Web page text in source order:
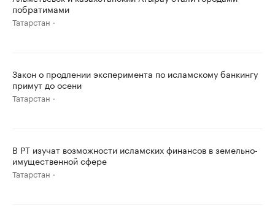
побратимами
Татарстан
Закон о продлении эксперимента по исламскому банкингу
примут до осени
Татарстан
В РТ изучат возможности исламских финансов в земельно-
имущественной сфере
Татарстан